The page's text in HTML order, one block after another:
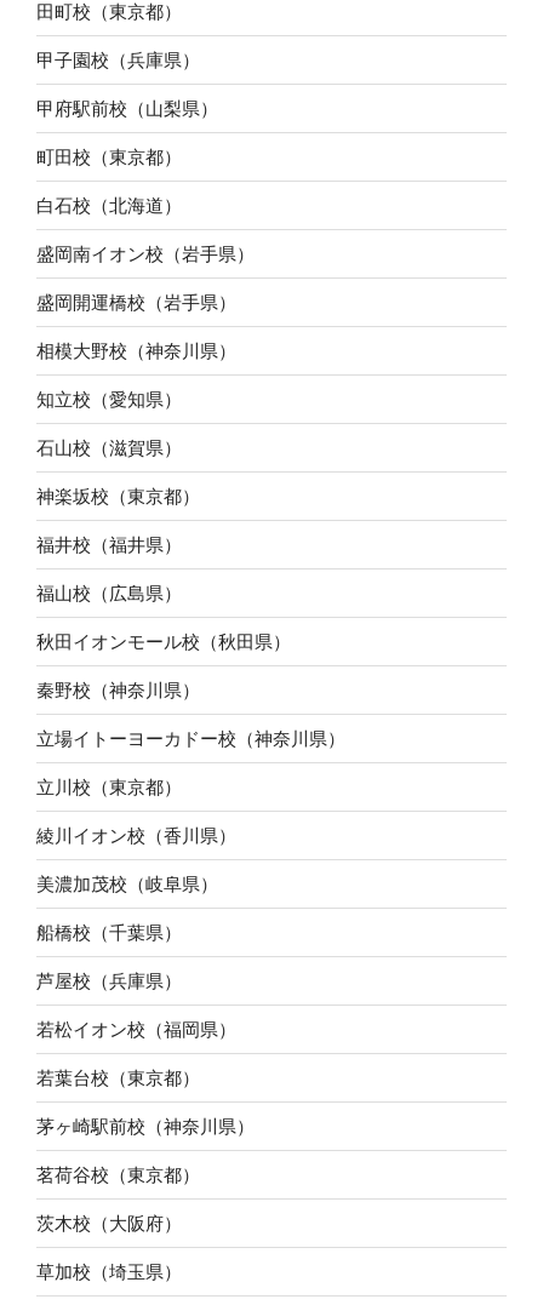
田町校（東京都）
甲子園校（兵庫県）
甲府駅前校（山梨県）
町田校（東京都）
白石校（北海道）
盛岡南イオン校（岩手県）
盛岡開運橋校（岩手県）
相模大野校（神奈川県）
知立校（愛知県）
石山校（滋賀県）
神楽坂校（東京都）
福井校（福井県）
福山校（広島県）
秋田イオンモール校（秋田県）
秦野校（神奈川県）
立場イトーヨーカドー校（神奈川県）
立川校（東京都）
綾川イオン校（香川県）
美濃加茂校（岐阜県）
船橋校（千葉県）
芦屋校（兵庫県）
若松イオン校（福岡県）
若葉台校（東京都）
茅ヶ崎駅前校（神奈川県）
茗荷谷校（東京都）
茨木校（大阪府）
草加校（埼玉県）